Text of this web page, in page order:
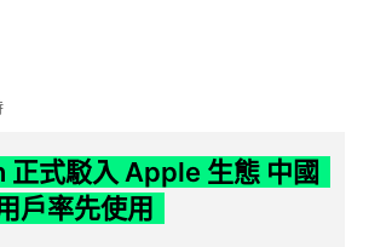
正式駁入 Apple 生態 中國
戶率先使用